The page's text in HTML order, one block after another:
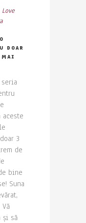
Love
DOAR
MAI
aceste
3
de
bine
Suna
și să